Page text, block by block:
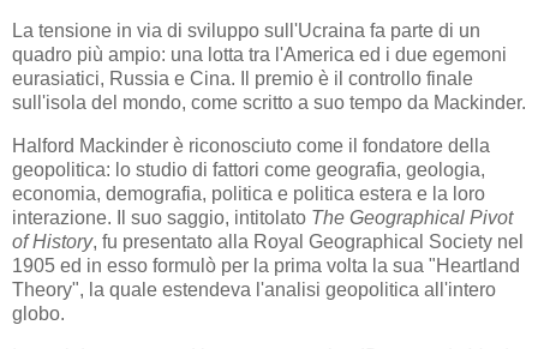
La tensione in via di sviluppo sull'Ucraina fa parte di un
quadro più ampio: una lotta tra l'America ed i due egemoni
eurasiatici, Russia e Cina. Il premio è il controllo finale
sull'isola del mondo, come scritto a suo tempo da Mackinder.
Halford Mackinder è riconosciuto come il fondatore della
geopolitica: lo studio di fattori come geografia, geologia,
economia, demografia, politica e politica estera e la loro
interazione. Il suo saggio, intitolato The Geographical Pivot
of History, fu presentato alla Royal Geographical Society nel
1905 ed in esso formulò per la prima volta la sua "Heartland
Theory", la quale estendeva l'analisi geopolitica all'intero
globo.